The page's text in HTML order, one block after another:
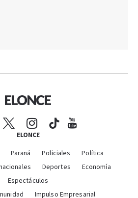
ELONCE
Paraná Policiales
Política
Deportes
Economía
Espectáculos
Impulso Empresarial